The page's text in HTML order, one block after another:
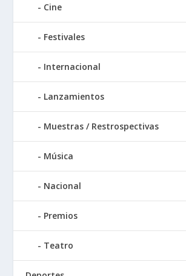
Cine
Festivales
Internacional
Lanzamientos
Muestras / Restrospectivas
Música
Nacional
Premios
Teatro